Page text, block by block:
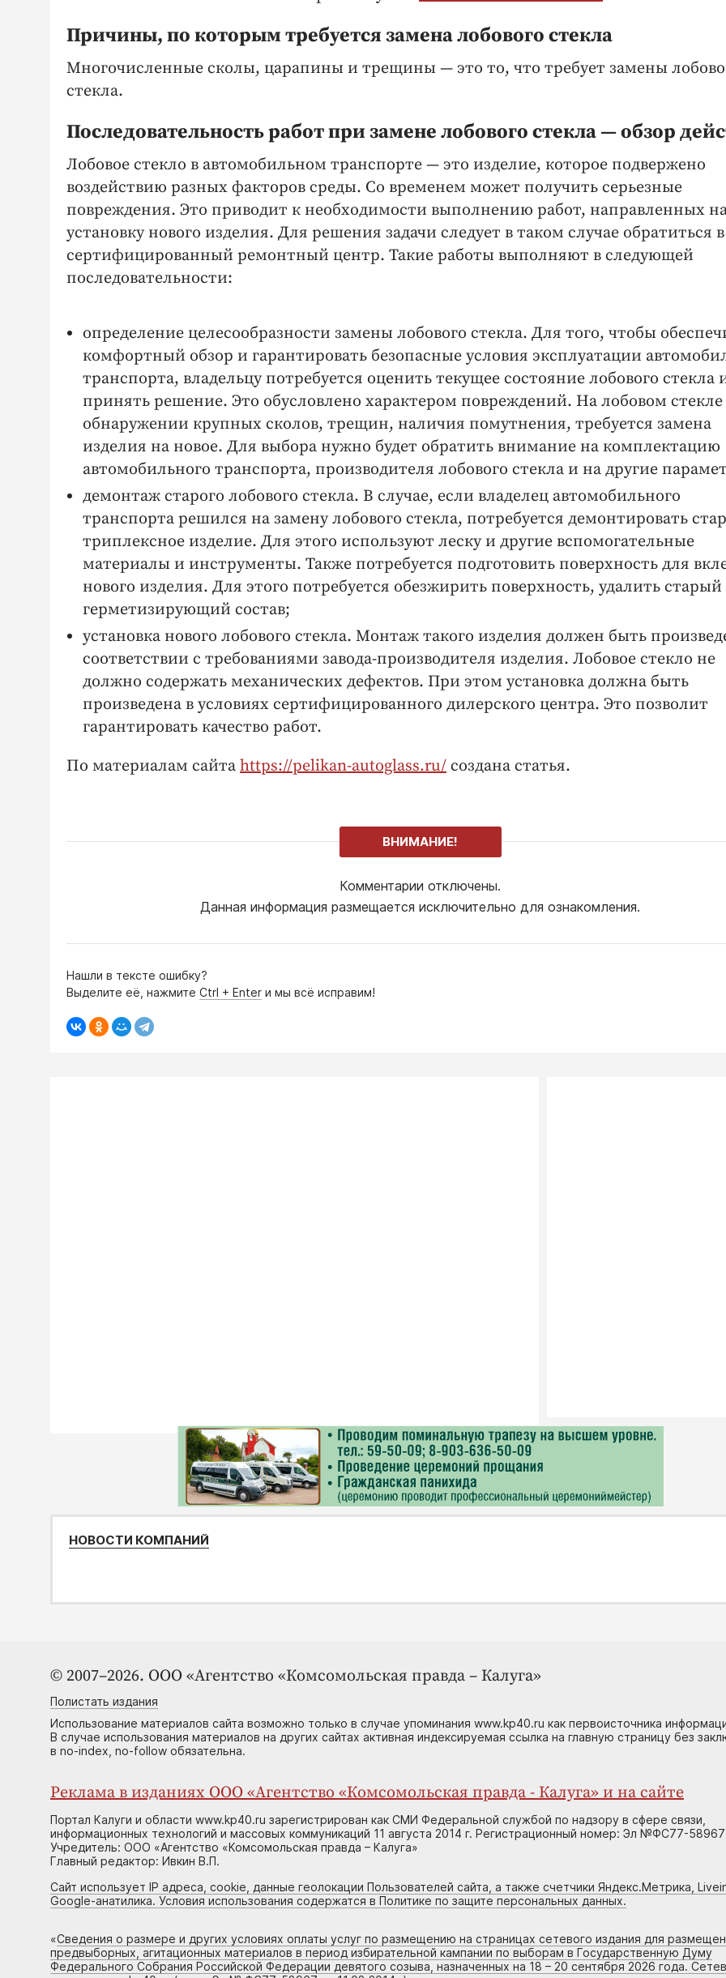
Причины, по которым требуется замена лобового стекла
Многочисленные сколы, царапины и трещины — это то, что требует замены
стекла.
Последовательность работ при замене лобового стекла — обзор
Лобовое стекло в автомобильном транспорте — это изделие, которое подвержено
воздействию разных факторов среды. Со временем может получить серьезные
повреждения. Это приводит к необходимости выполнению работ, направленных
установку нового изделия. Для решения задачи следует в таком случае обратиться в
сертифицированный ремонтный центр. Такие работы выполняют в следующей
последовательности:
определение целесообразности замены лобового стекла. Для того, чтобы
комфортный обзор и гарантировать безопасные условия эксплуатации
транспорта, владельцу потребуется оценить текущее состояние лобового стекла
принять решение. Это обусловлено характером повреждений. На лобовом
обнаружении крупных сколов, трещин, наличия помутнения, требуется замена
изделия на новое. Для выбора нужно будет обратить внимание на комплектацию
автомобильного транспорта, производителя лобового стекла и на другие
демонтаж старого лобового стекла. В случае, если владелец автомобильного
транспорта решился на замену лобового стекла, потребуется демонтировать
триплексное изделие. Для этого используют леску и другие вспомогательные
материалы и инструменты. Также потребуется подготовить поверхность для
нового изделия. Для этого потребуется обезжирить поверхность, удалить старый
герметизирующий состав;
установка нового лобового стекла. Монтаж такого изделия должен быть
соответствии с требованиями завода-производителя изделия. Лобовое стекло не
должно содержать механических дефектов. При этом установка должна быть
произведена в условиях сертифицированного дилерского центра. Это позволит
гарантировать качество работ.
По материалам сайта https://pelikan-autoglass.ru/ создана статья.
ВНИМАНИЕ!
Комментарии отключены.
Данная информация размещается исключительно для ознакомления.
Нашли в тексте ошибку?
Выделите её, нажмите Ctrl + Enter и мы всё исправим!
НОВОСТИ КОМПАНИЙ
© 2007–2026. ООО «Агентство «Комсомольская правда – Калуга»
Полистать издания
Использование материалов сайта возможно только в случае упоминания www.kp40.ru как первоисточника
В случае использования материалов на других сайтах активная индексируемая ссылка на главную страницу без
в no-index, no-follow обязательна.
Реклама в изданиях ООО «Агентство «Комсомольская правда - Калуга» и на сайте
Портал Калуги и области www.kp40.ru зарегистрирован как СМИ Федеральной службой по надзору в сфере связи,
информационных технологий и массовых коммуникаций 11 августа 2014 г. Регистрационный номер: Эл №ФС77-58967
Учредитель: ООО «Агентство «Комсомольская правда – Калуга»
Главный редактор: Ивкин В.П.
Сайт использует IP адреса, cookie, данные геолокации Пользователей сайта, а также счетчики Яндекс.Метрика,
Google-анатилика. Условия использования содержатся в Политике по защите персональных данных.
«Сведения о размере и других условиях оплаты услуг по размещению на страницах сетевого издания для
предвыборных, агитационных материалов в период избирательной кампании по выборам в Государственную Думу
Федерального Собрания Российской Федерации девятого созыва, назначенных на 18 – 20 сентября 2026 года.